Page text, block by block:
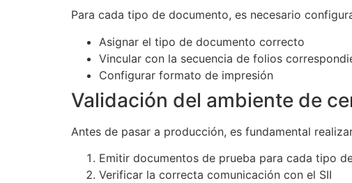
Para cada tipo de documento, es necesario
Asignar el tipo de documento correcto
Vincular con la secuencia de folios
Configurar formato de impresión
Validación del ambiente de
Antes de pasar a producción, es fundamental
Emitir documentos de prueba para cada tipo
Verificar la correcta comunicación con el SII